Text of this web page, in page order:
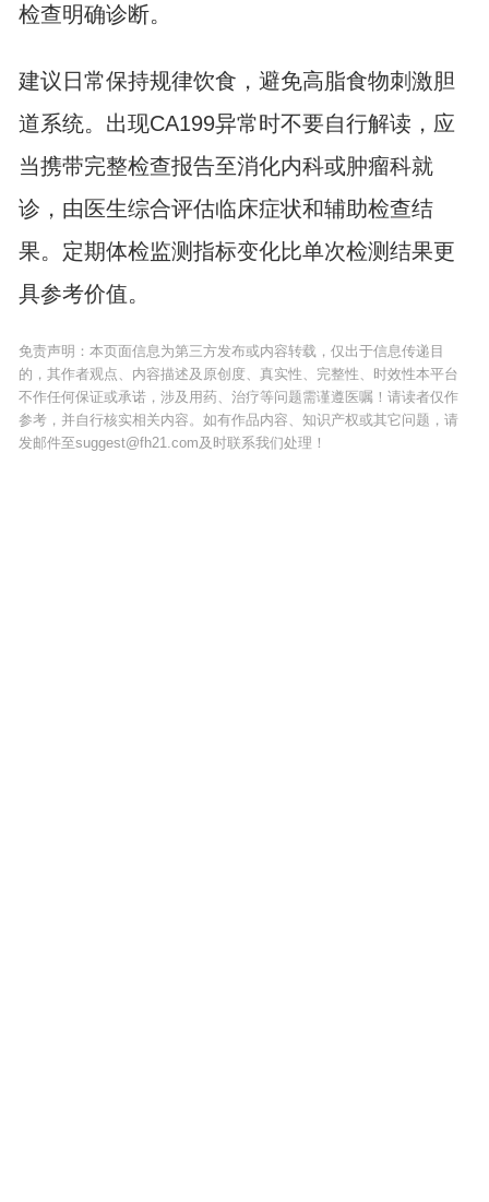
检查明确诊断。
建议日常保持规律饮食，避免高脂食物刺激胆
道系统。出现CA199异常时不要自行解读，应
当携带完整检查报告至消化内科或肿瘤科就
诊，由医生综合评估临床症状和辅助检查结
果。定期体检监测指标变化比单次检测结果更
具参考价值。
免责声明：本页面信息为第三方发布或内容转载，仅出于信息传递目
的，其作者观点、内容描述及原创度、真实性、完整性、时效性本平台
不作任何保证或承诺，涉及用药、治疗等问题需谨遵医嘱！请读者仅作
参考，并自行核实相关内容。如有作品内容、知识产权或其它问题，请
发邮件至suggest@fh21.com及时联系我们处理！